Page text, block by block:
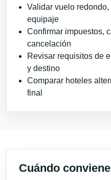
Validar vuelo
equipaje
Confirmar impuestos,
cancelación
Revisar requisitos de
y destino
Comparar hoteles
final
Cuándo